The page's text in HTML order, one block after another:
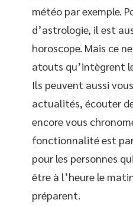
météo par exemple.
d’astrologie, il est
horoscope. Mais ce
atouts qu’intègrent
Ils peuvent aussi
actualités, écouter
encore vous
fonctionnalité est
pour les personnes
être à l’heure le
préparent.